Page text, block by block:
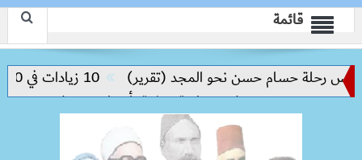
قائمة
رحلة حسام حسن نحو المجد (تقرير)
10 زيادات في 10 سنوات.. هل حان الوقت لرفع دعم البنزين نهائيا؟
حملات بيطرية مكثفة بأسوان تضبط 86 كجم لحوم غير صالحة وتتصدى للغش الغذائي